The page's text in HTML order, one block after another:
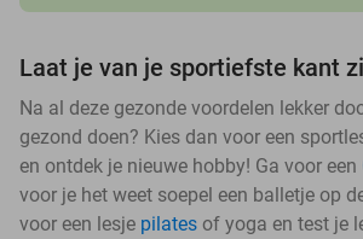
Laat je van je sportiefste kant
Na al deze gezonde voordelen lekker
gezond doen? Kies dan voor een
en ontdek je nieuwe hobby! Ga voor een
voor je het weet soepel een balletje op
voor een lesje pilates of yoga en test je